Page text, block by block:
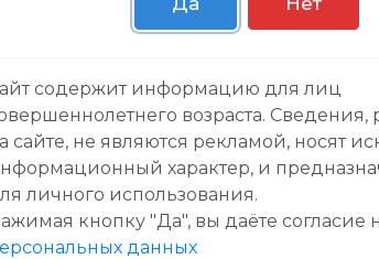
товара еще нет отзывов,
содержит информацию для лиц
возраста.
сайте, не являются рекламой, носят
характер, и
личного использования.
кнопку "Да", вы даёте cогласие
данных